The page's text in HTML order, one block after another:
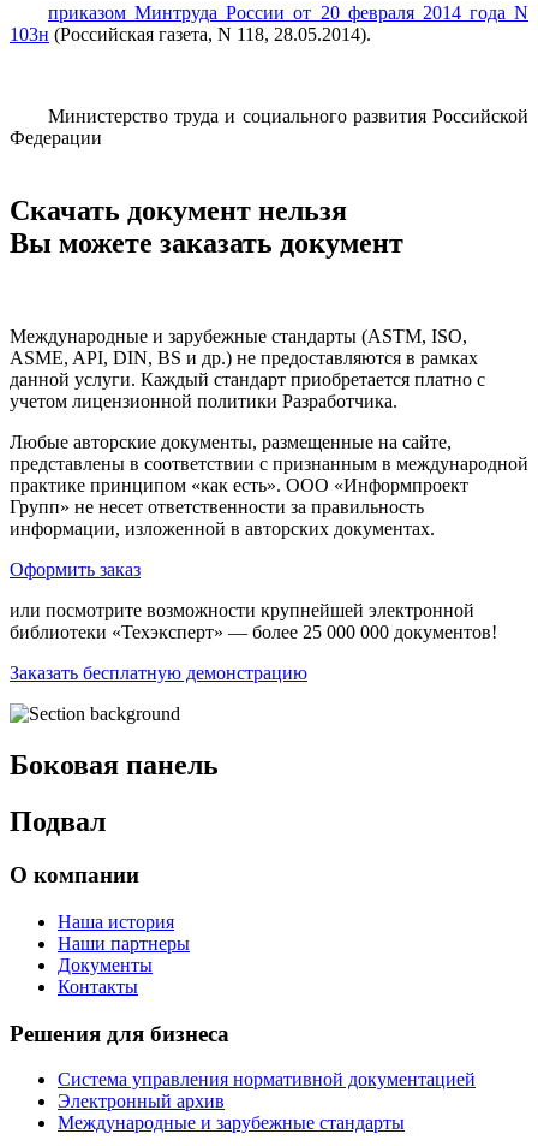
приказом Минтруда России от 20 февраля 2014 года N
103н (Российская газета, N 118, 28.05.2014).
Министерство труда и социального развития Российской
Федерации
Скачать документ нельзя
Вы можете заказать документ
Международные и зарубежные стандарты (ASTM, ISO,
ASME, API, DIN, BS и др.) не предоставляются в рамках
данной услуги. Каждый стандарт приобретается платно с
учетом лицензионной политики Разработчика.
Любые авторские документы, размещенные на сайте,
представлены в соответствии с признанным в международной
практике принципом «как есть». ООО «Информпроект
Групп» не несет ответственности за правильность
информации, изложенной в авторских документах.
Оформить заказ
или посмотрите возможности крупнейшей электронной
библиотеки «Техэксперт» — более 25 000 000 документов!
Заказать бесплатную демонстрацию
Боковая панель
Подвал
О компании
Наша история
Наши партнеры
Документы
Контакты
Решения для бизнеса
Система управления нормативной документацией
Электронный архив
Международные и зарубежные стандарты